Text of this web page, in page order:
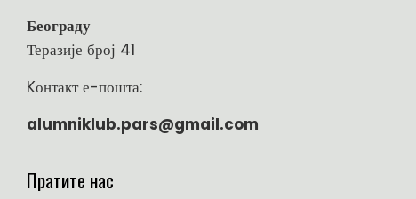
Београду
Теразије број 41
Kонтакт е-пошта:
alumniklub.pars@gmail.com
Пратите нас